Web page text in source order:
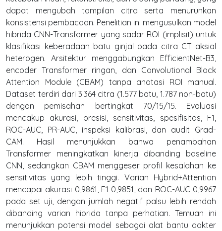
dapat mengubah tampilan citra serta menurunkan
konsistensi pembacaan. Penelitian ini mengusulkan model
hibrida CNN-Transformer yang sadar ROI (implisit) untuk
klasifikasi keberadaan batu ginjal pada citra CT aksial
heterogen. Arsitektur menggabungkan EfficientNet-B3,
encoder Transformer ringan, dan Convolutional Block
Attention Module (CBAM) tanpa anotasi ROI manual.
Dataset terdiri dari 3.364 citra (1.577 batu, 1.787 non-batu)
dengan pemisahan bertingkat 70/15/15. Evaluasi
mencakup akurasi, presisi, sensitivitas, spesifisitas, F1,
ROC-AUC, PR-AUC, inspeksi kalibrasi, dan audit Grad-
CAM. Hasil menunjukkan bahwa penambahan
Transformer meningkatkan kinerja dibanding baseline
CNN, sedangkan CBAM menggeser profil kesalahan ke
sensitivitas yang lebih tinggi. Varian Hybrid+Attention
mencapai akurasi 0,9861, F1 0,9851, dan ROC-AUC 0,9967
pada set uji, dengan jumlah negatif palsu lebih rendah
dibanding varian hibrida tanpa perhatian. Temuan ini
menunjukkan potensi model sebagai alat bantu dokter